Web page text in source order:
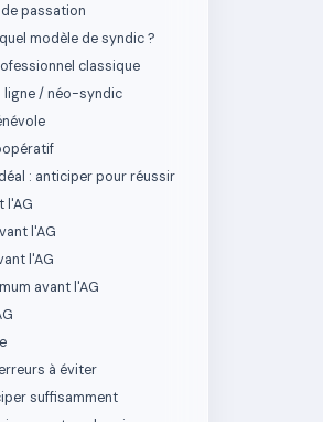
passation
modèle de syndic ?
classique
ligne / néo-syndic
: anticiper pour réussir
l'AG
l'AG
l'AG
avant l'AG
à éviter
suffisamment